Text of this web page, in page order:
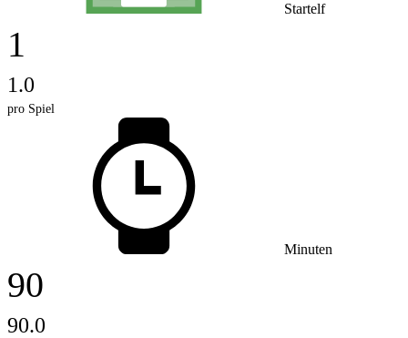
Startelf
1
1.0
pro Spiel
Minuten
90
90.0